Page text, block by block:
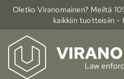
Oletko Viranomainen? Meiltä
kaikkiin tuotteisiin -